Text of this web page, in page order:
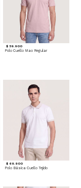
$ 59.900
Polo Cuello Mao Regular
$ 69.900
Polo Básica Cuello Tejido